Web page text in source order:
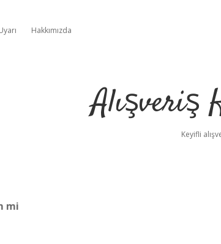
Hakkımızda
Alışveriş
Keyifli
mi